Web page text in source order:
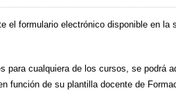
el formulario electrónico disponible en la
cualquiera de los cursos, se podrá
función de su plantilla docente de